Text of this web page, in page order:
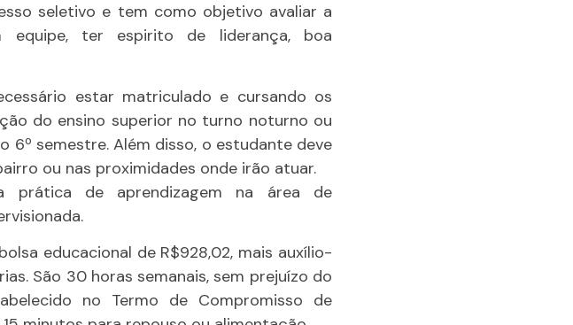
seletivo e tem como objetivo avaliar a
equipe, ter espirito de liderança, boa
estar matriculado e cursando os
do ensino superior no turno noturno ou
6º semestre. Além disso, o estudante deve
ou nas proximidades onde irão atuar.
prática de aprendizagem na área de
educacional de R$928,02, mais auxílio-
São 30 horas semanais, sem prejuízo do
no Termo de Compromisso de